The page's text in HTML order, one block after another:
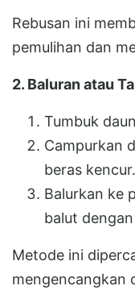
Rebusan ini
pemulihan dan
2. Baluran atau
Tumbuk
Campurkan
beras kencur.
Balurkan ke
balut
Metode ini
mengencangkan